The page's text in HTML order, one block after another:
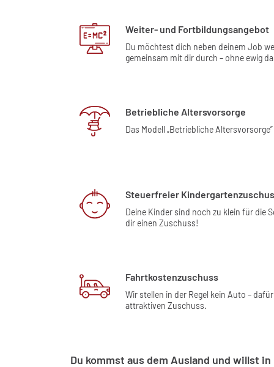
Weiter- und Fortbildungsangebot
Du möchtest dich neben deinem Job
gemeinsam mit dir durch – ohne ewig
Betriebliche Altersvorsorge
Das Modell „Betriebliche
Steuerfreier
Deine Kinder sind noch zu klein für die
dir einen Zuschuss!
Fahrtkostenzuschuss
Wir stellen in der Regel kein Auto –
attraktiven Zuschuss.
Du kommst aus dem Ausland und willst